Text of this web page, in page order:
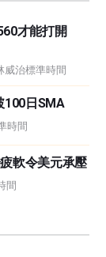
才能打開
威治標準時間
100日SMA
時間
軟令美元承壓
間